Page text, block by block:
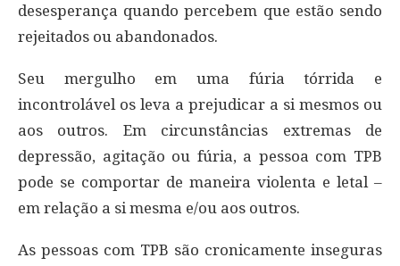
desesperança quando percebem que estão sendo
rejeitados ou abandonados.
Seu mergulho em uma fúria tórrida e
incontrolável os leva a prejudicar a si mesmos ou
aos outros. Em circunstâncias extremas de
depressão, agitação ou fúria, a pessoa com TPB
pode se comportar de maneira violenta e letal –
em relação a si mesma e/ou aos outros.
As pessoas com TPB são cronicamente inseguras